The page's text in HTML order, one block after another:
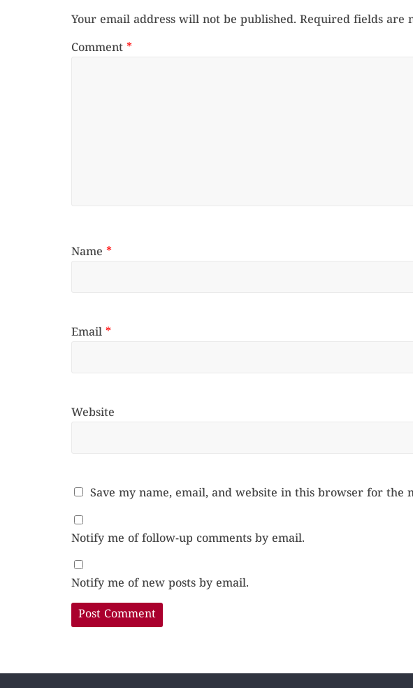
Your email address will not be published. Required fields are
Comment *
Name *
Email *
Website
Save my name, email, and website in this browser for the
Notify me of follow-up comments by email.
Notify me of new posts by email.